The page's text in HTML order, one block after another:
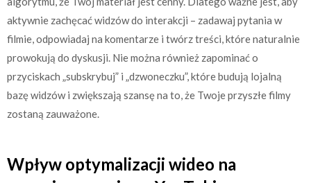
aktywnie zachęcać widzów do interakcji – zadawaj pytania w
filmie, odpowiadaj na komentarze i twórz treści, które naturalnie
prowokują do dyskusji. Nie można również zapominać o
przyciskach „subskrybuj” i „dzwoneczku”, które budują lojalną
bazę widzów i zwiększają szansę na to, że Twoje przyszłe filmy
zostaną zauważone.
Wpływ optymalizacji wideo na